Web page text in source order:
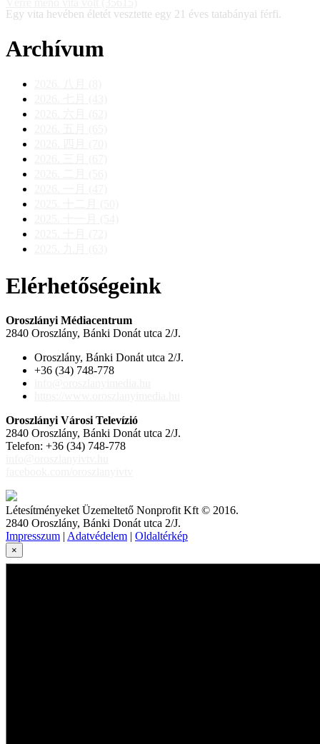
Egy vita hevében életét vesztette egy 21 éves tatabányai férfi.
Archívum
Elérhetőségeink
Oroszlányi Médiacentrum
2840 Oroszlány, Bánki Donát utca 2/J.
Oroszlány, Bánki Donát utca 2/J.
+36 (34) 748-778
Oroszlányi Városi Televízió
2840 Oroszlány, Bánki Donát utca 2/J.
Telefon: +36 (34) 748-778
Létesítményeket Üzemeltető Nonprofit Kft © 2016.
2840 Oroszlány, Bánki Donát utca 2/J.
Impresszum | Adatvédelem | Oldaltérkép
×